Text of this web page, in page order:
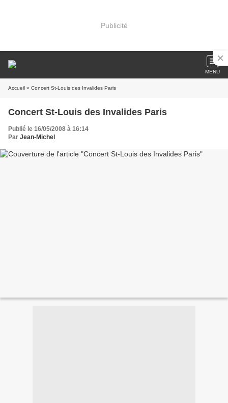
Publicité
MENU
Accueil » Concert St-Louis des Invalides Paris
Concert St-Louis des Invalides Paris
Publié le 16/05/2008 à 16:14
Par Jean-Michel